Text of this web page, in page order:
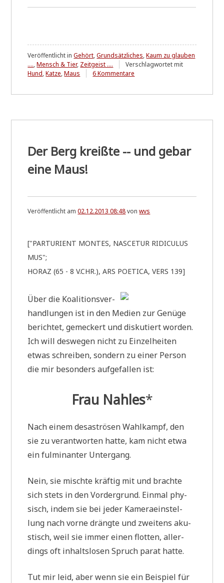
Veröffentlicht inGehört,Grundsätzliches,Kaum zu glauben
....,Mensch & Tier, Zeitgeist ....
Verschlagwortet mit
Hund,Katze,Maus 6 Kommentare
Der Berg kreißte -- und gebar
eine Maus!
Veröffentlicht am02.12.2013 08:48vonwvs
["PAR­TU­RI­ENT MON­TES, NAS­CE­TUR RIDI­CU­LUS
MUS";
HORAZ (65 - 8 V.CHR.), ARS POE­TI­CA, VERS 139]
Über die Koali­ti­ons­ver­
hand­lun­gen ist in den Medi­en zur Genü­ge
berich­tet, gemeckert und dis­ku­tiert wor­den.
Ich will des­we­gen nicht zu Ein­zel­hei­ten
etwas schrei­ben, son­dern zu einer Per­son
die mir beson­ders auf­ge­fal­len ist:
Frau Nah­les*
Nach einem desa­strö­sen Wahl­kampf, den
sie zu ver­ant­wor­ten hat­te, kam nicht etwa
ein ful­mi­nan­ter Untergang.
Nein, sie misch­te kräf­tig mit und brach­te
sich stets in den Vor­der­grund. Ein­mal phy­
sisch, indem sie bei jeder Kame­ra­ein­stel­
lung nach vor­ne dräng­te und zwei­tens aku­
stisch, weil sie immer einen flot­ten, aller­
dings oft inhalts­lo­sen Spruch parat hatte.
Tut mir leid, aber wenn sie ein Bei­spiel für